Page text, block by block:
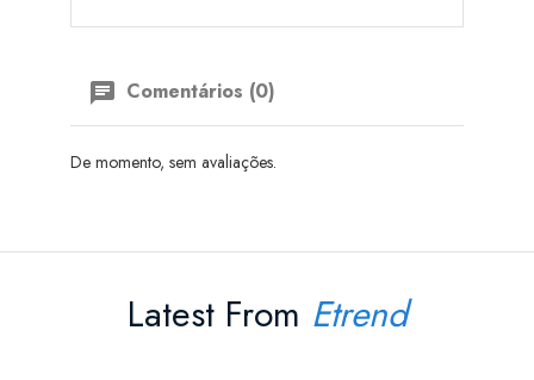
Comentários (0)
De momento, sem avaliações.
Latest From Etrend